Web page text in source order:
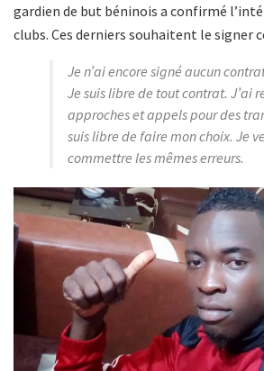
gardien de but béninois a confirmé
clubs. Ces derniers souhaitent le signer
Je n’ai encore signé aucun
Je suis libre de tout contrat. J’ai
approches et appels pour des
suis libre de faire mon choix. Je
commettre les mêmes erreurs.